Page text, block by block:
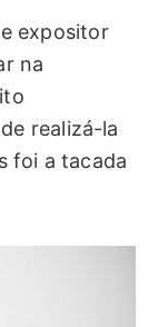
expositor
na
realizá-la
foi a tacada